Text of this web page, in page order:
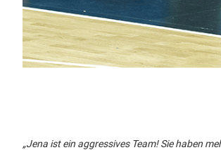
„Jena ist ein aggressives Team! Sie haben